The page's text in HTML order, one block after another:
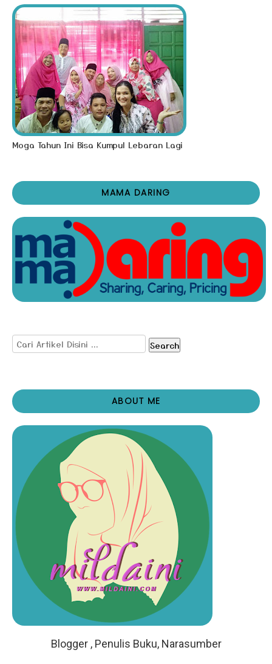
Moga Tahun Ini Bisa Kumpul Lebaran Lagi
MAMA DARING
Search
ABOUT ME
Blogger , Penulis Buku, Narasumber